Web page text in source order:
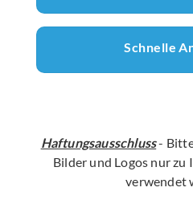
Schnelle
Haftungsausschluss- Bitte
Bilder und Logos nur
verwendet